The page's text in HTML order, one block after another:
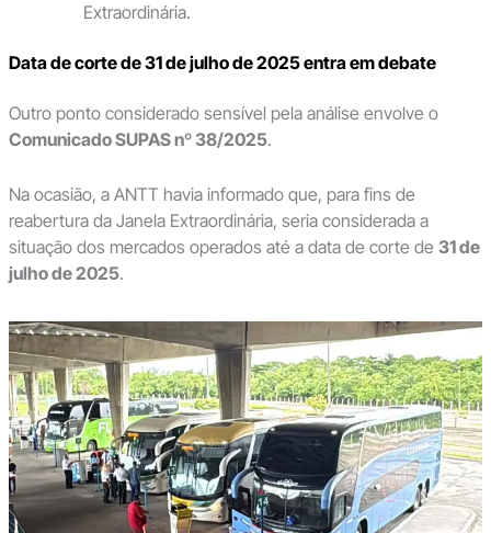
Extraordinária.
Data de corte de 31 de julho de 2025 entra em debate
Outro ponto considerado sensível pela análise envolve o
Comunicado SUPAS nº 38/2025.
Na ocasião, a ANTT havia informado que, para fins de
reabertura da Janela Extraordinária, seria considerada a
situação dos mercados operados até a data de corte de 31 de
julho de 2025.